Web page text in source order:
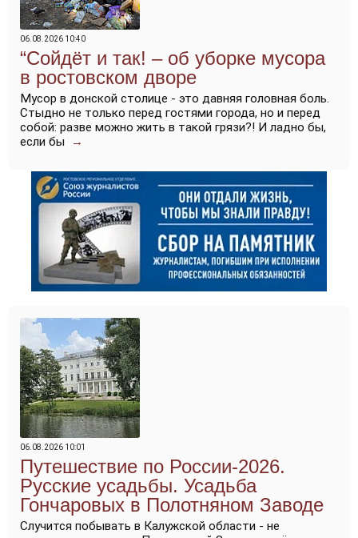
06.08.2026 10:40
“Сойдёт и так! – об уборке мусора
в ростовском дворе
Мусор в донской столице - это давняя головная боль.
Стыдно не только перед гостями города, но и перед
собой: разве можно жить в такой грязи?! И ладно бы,
если бы
→
06.08.2026 10:01
Путешествие по России-2026.
Русские усадьбы. Усадьба
Гончаровых в Полотняном Заводе
Случится побывать в Калужской области - не